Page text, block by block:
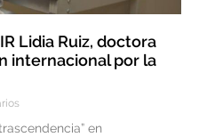
Lidia Ruiz, doctora
internacional por la
en